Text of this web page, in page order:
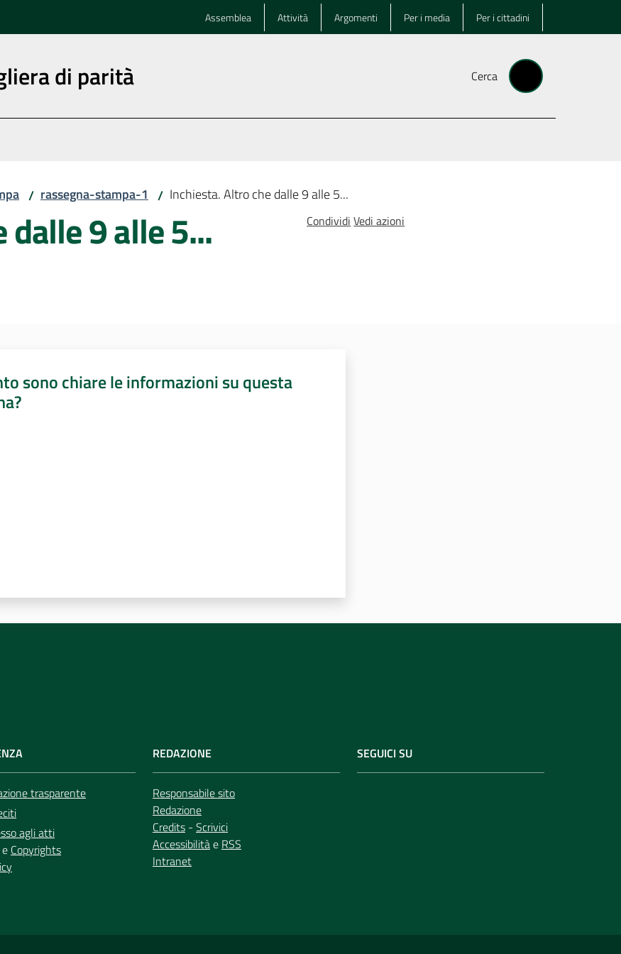
Assemblea Attività Argomenti Per i media Per i cittadini
di parità Cerca
/ rassegna-stampa-1 / Inchiesta. Altro che dalle 9 alle 5...
9 alle 5... Condividi Vedi azioni
sono chiare le informazioni su questa
trasparente
agli atti
e Copyrights
REDAZIONE
Responsabile sito
Redazione
Credits - Scrivici
Accessibilitàe RSS
Intranet
SEGUICI SU